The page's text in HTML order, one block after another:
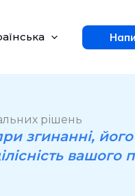
рішень
згинанні,
вашого